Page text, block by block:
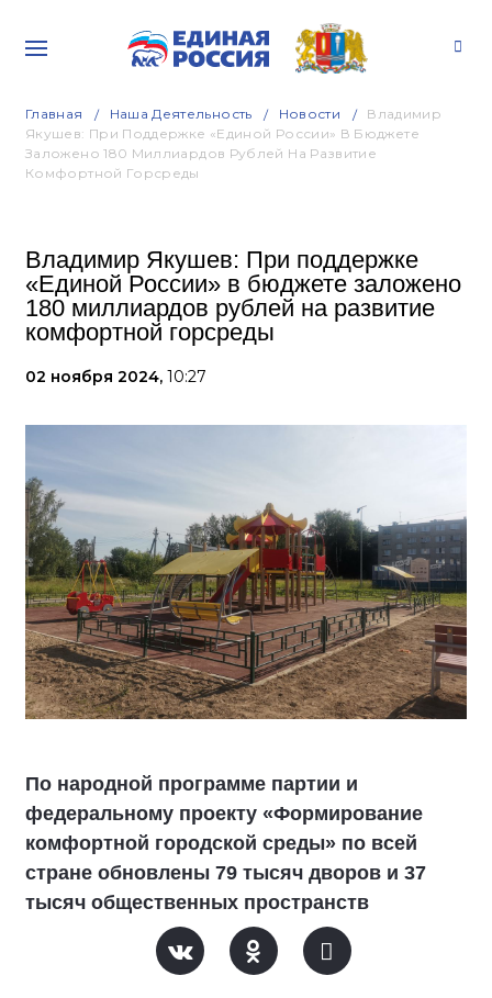
Главная Наша Деятельность Новости
Владимир
Якушев: При Поддержке «Единой России» В Бюджете
Заложено 180 Миллиардов Рублей На Развитие
Комфортной Горсреды
Владимир Якушев: При поддержке
«Единой России» в бюджете заложено
180 миллиардов рублей на развитие
комфортной горсреды
02 ноября 2024, 10:27
По народной программе партии и
федеральному проекту «Формирование
комфортной городской среды» по всей
стране обновлены 79 тысяч дворов и 37
тысяч общественных пространств